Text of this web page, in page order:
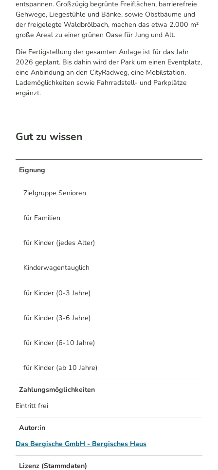
entspannen. Großzügig begrünte Freiflächen, barrierefreie
Gehwege, Liegestühle und Bänke, sowie Obstbäume und
der freigelegte Waldbrölbach, machen das etwa 2.000 m²
große Areal zu einer grünen Oase für Jung und Alt.
Die Fertigstellung der gesamten Anlage ist für das Jahr
2026 geplant. Bis dahin wird der Park um einen Eventplatz,
eine Anbindung an den CityRadweg, eine Mobilstation,
Lademöglichkeiten sowie Fahrradstell- und Parkplätze
ergänzt.
Gut zu wissen
Eignung
Zielgruppe Senioren
für Familien
für Kinder (jedes Alter)
Kinderwagentauglich
für Kinder (0-3 Jahre)
für Kinder (3-6 Jahre)
für Kinder (6-10 Jahre)
für Kinder (ab 10 Jahre)
Zahlungsmöglichkeiten
Eintritt frei
Autor:in
Das Bergische GmbH - Bergisches Haus
Lizenz (Stammdaten)